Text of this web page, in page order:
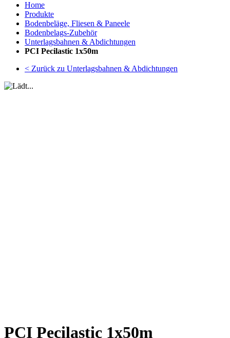
Home
Produkte
Bodenbeläge, Fliesen & Paneele
Bodenbelags-Zubehör
Unterlagsbahnen & Abdichtungen
PCI Pecilastic 1x50m
< Zurück zu Unterlagsbahnen & Abdichtungen
PCI Pecilastic 1x50m